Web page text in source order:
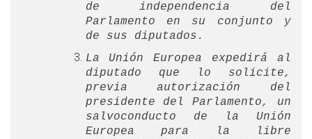
de independencia del
Parlamento en su conjunto y
de sus diputados.
La Unión Europea expedirá al
diputado que lo solicite,
previa autorización del
presidente del Parlamento, un
salvoconducto de la Unión
Europea para la libre